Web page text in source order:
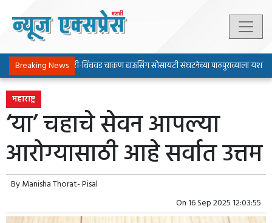
Breaking Newsपिंपरी-चिंचवड चाकण हाऊसिंग सोसायटी संघटनेच्या पाठपुराव्याला यश
महाराष्ट्र
‘या’ चहाचे सेवन आपल्या
आरोग्यासाठी आहे सर्वात उत्तम
ByManisha Thorat- Pisal
On16 Sep 2025 12:03:55